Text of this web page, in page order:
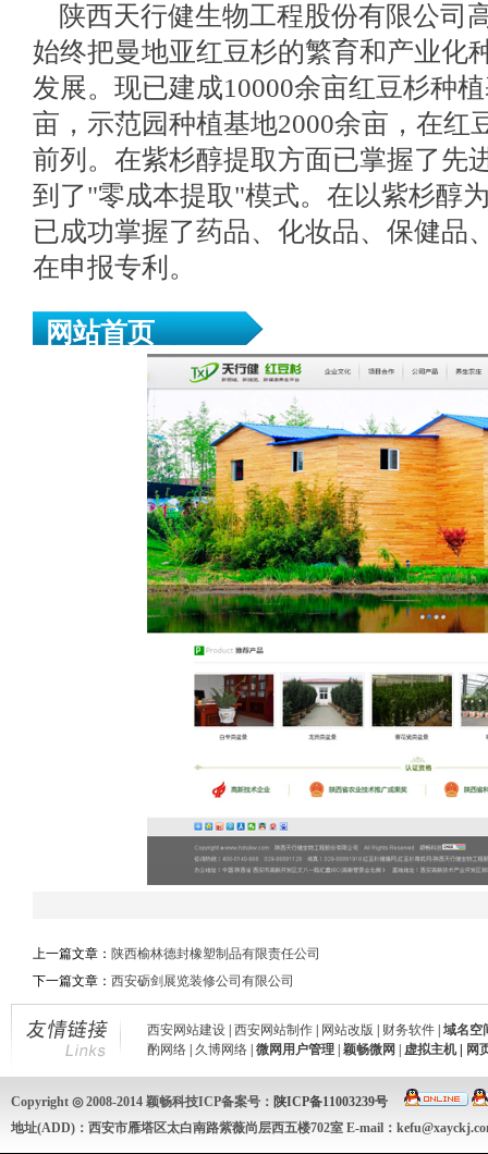
陕西天行健生物工程股份有限公司
始终把曼地亚红豆杉的繁育和产业化
发展。现已建成10000余亩红豆杉种
亩，示范园种植基地2000余亩，在红
前列。在紫杉醇提取方面已掌握了先
到了"零成本提取"模式。在以紫杉醇
已成功掌握了药品、化妆品、保健品
在申报专利。
网站首页
上一篇文章： 陕西榆林德封橡塑制品有限责任公司
下一篇文章： 西安砺剑展览装修公司有限公司
西安网站建设 | 西安网站制作 | 网站改版 | 财务软件 | 域名空
酌网络 | 久博网络 | 微网用户管理 | 颖畅微网 | 虚拟主机| 网
Copyright ◎ 2008-2014 颖畅科技ICP备案号： 陕ICP备11003239号
地址(ADD)：西安市雁塔区太白南路紫薇尚层西五楼702室 E-mail：